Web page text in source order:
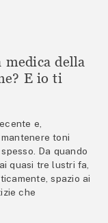
medica della
E io ti
e,
toni
Da quando
quasi tre lustri fa,
spazio ai
che